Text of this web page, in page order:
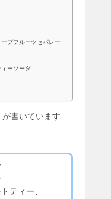
プフルーツセパレー
ーソーダ
書いています
ティー、